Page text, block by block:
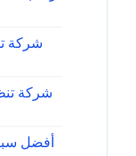
شركة
أفضل